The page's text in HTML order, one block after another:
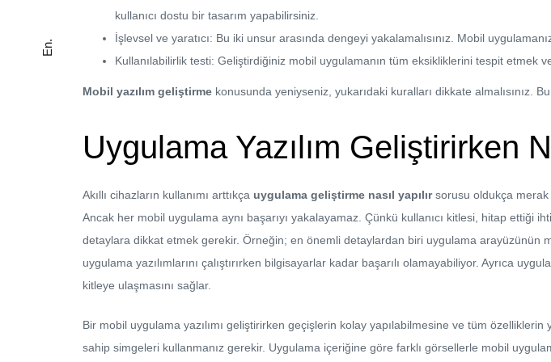
En.
kullanıcı dostu bir tasarım yapabilirsiniz.
İşlevsel ve yaratıcı: Bu iki unsur arasında dengeyi yakalamalısınız. Mobil
Kullanılabilirlik testi: Geliştirdiğiniz mobil uygulamanın tüm eksikliklerini tespit etmek
Mobil yazılım geliştirme konusunda yeniyseniz, yukarıdaki kuralları dikkate almalısınız.
Uygulama Yazılım Geliştirirken
Akıllı cihazların kullanımı arttıkça uygulama geliştirme nasıl yapılırsorusu oldukça merak
Ancak her mobil uygulama aynı başarıyı yakalayamaz. Çünkü kullanıcı kitlesi, hitap ettiği
detaylara dikkat etmek gerekir. Örneğin; en önemli detaylardan biri uygulama arayüzünün
uygulama yazılımlarını çalıştırırken bilgisayarlar kadar başarılı olamayabiliyor. Ayrıca
kitleye ulaşmasını sağlar.
Bir mobil uygulama yazılımı geliştirirken geçişlerin kolay yapılabilmesine ve tüm
sahip simgeleri kullanmanız gerekir. Uygulama içeriğine göre farklı görsellerle mobil